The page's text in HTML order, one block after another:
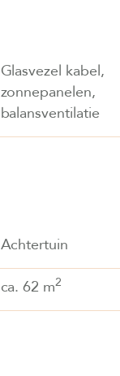
Glasvezel kabel,
zonnepanelen,
balansventilatie
Achtertuin
ca. 62 m2